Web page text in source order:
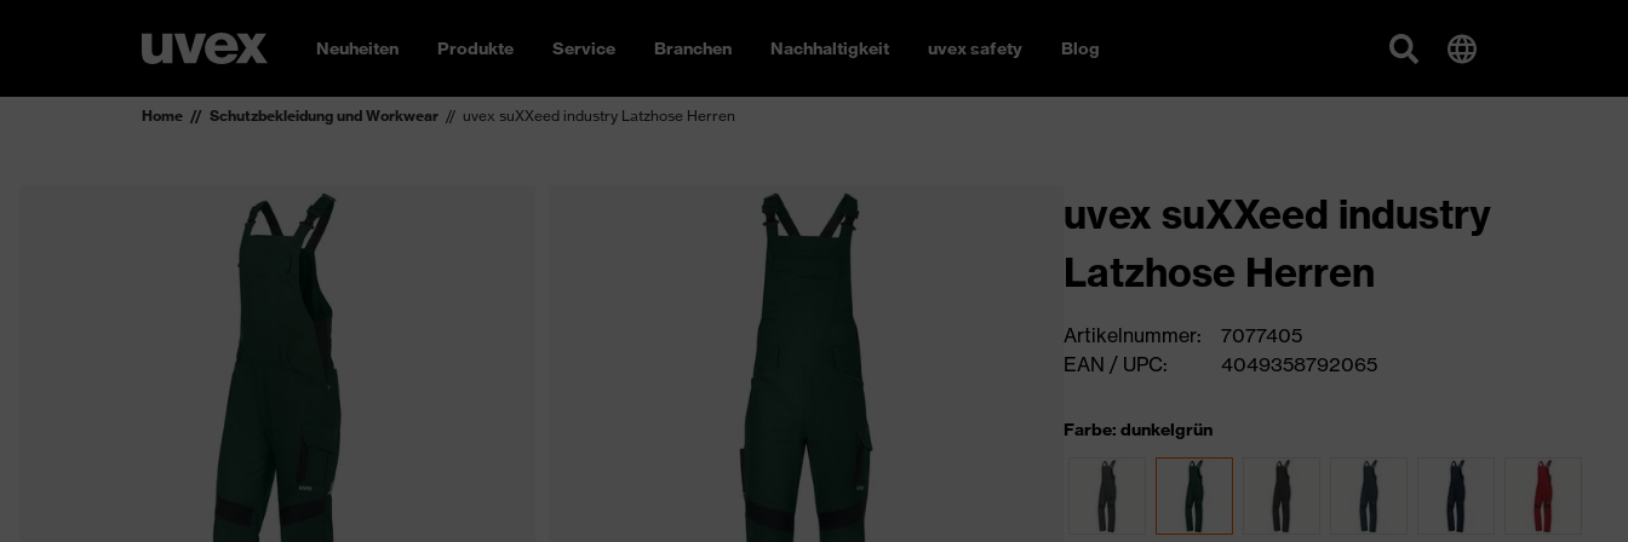
Neuheiten Produkte Service Branchen Nachhaltigkeit uvex safety Blog
Home Schutzbekleidung und Workwear uvex suXXeed industry Latzhose Herren
uvex suXXeed industry
Latzhose Herren
Artikelnummer:
7077405
EAN / UPC:
4049358792065
Farbe: dunkelgrün